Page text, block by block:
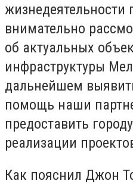
жизнедеятельности
внимательно
об актуальных
инфраструктуры
дальнейшем
помощь наши
предоставить
реализации
Как пояснил Джон